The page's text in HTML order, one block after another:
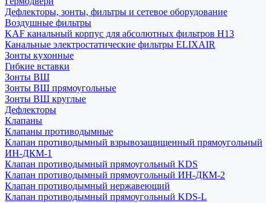
Дефлекторы, зонты, фильтры и сетевое оборудование
Воздушные фильтры
KAF канальный корпус для абсолютных фильтров H13
Канальные электростатические фильтры ELIXAIR
Зонты кухонные
Гибкие вставки
Зонты ВШ
Зонты ВШ прямоугольные
Зонты ВШ круглые
Дефлекторы
Клапаны
Клапаны противодымные
Клапан противодымный взрывозащищенный прямоугольный
ИН-ДКМ-1
Клапан противодымный прямоугольный KDS
Клапан противодымный прямоугольный ИН-ДКМ-2
Клапан противодымный нержавеющий
Клапан противодымный прямоугольный KDS-L